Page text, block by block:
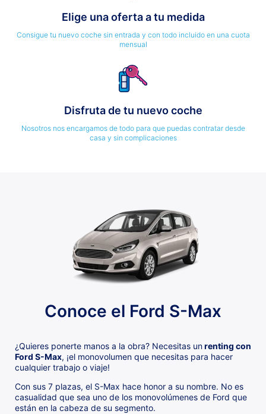
Elige una oferta a tu medida
Consigue tu nuevo coche sin entrada y con todo incluido en una cuota
mensual
Disfruta de tu nuevo coche
Nosotros nos encargamos de todo para que puedas contratar desde
casa y sin complicaciones
Conoce el Ford S-Max
¿Quieres ponerte manos a la obra? Necesitas unrenting con
Ford S-Max, ¡el monovolumen que necesitas para hacer
cualquier trabajo o viaje!
Con sus 7 plazas, el S-Max hace honor a su nombre. No es
casualidad que sea uno de los monovolúmenes de Ford que
están en la cabeza de su segmento.